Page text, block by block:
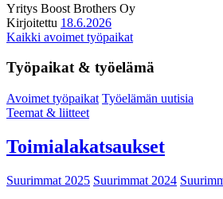
Yritys Boost Brothers Oy
Kirjoitettu 18.6.2026
Kaikki avoimet työpaikat
Työpaikat & työelämä
Avoimet työpaikat Työelämän uutisia
Teemat & liitteet
Toimialakatsaukset
Suurimmat 2025 Suurimmat 2024